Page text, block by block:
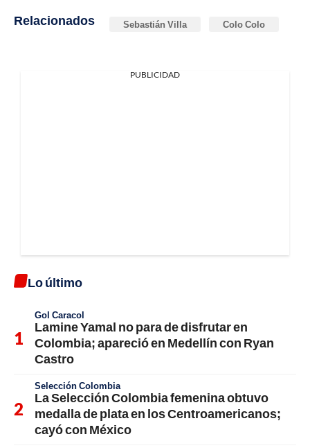
Relacionados Sebastián Villa Colo Colo
PUBLICIDAD
Lo último
Gol Caracol
Lamine Yamal no para de disfrutar en
Colombia; apareció en Medellín con Ryan
Castro
Selección Colombia
La Selección Colombia femenina obtuvo
medalla de plata en los Centroamericanos;
cayó con México